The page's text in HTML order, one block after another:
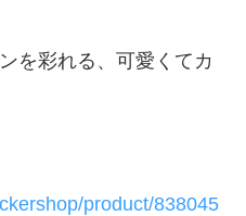
を彩れる、可愛くてカ
product/838045